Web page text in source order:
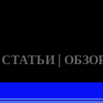
СТАТЬИ |